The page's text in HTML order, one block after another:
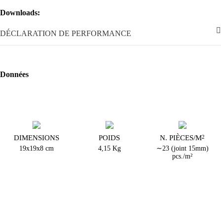
et dans les
Dans tous ces cas, l'installation verticale des briques en verre résistant
mesures permettant de garantir l'évacuation rapide des personnes
Downloads:
DÉCLARATION DE PERFORMANCE
Données
DIMENSIONS
19x19x8 cm
POIDS
4,15 Kg
N. PIÈCES/M2
∼23 (joint 15mm)
pcs./m²